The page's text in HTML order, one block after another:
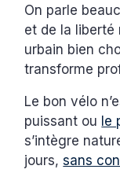
On parle
et de la liberté
urbain bien
transforme
Le bon vélo
puissant ou le
s’intègre
jours,sans